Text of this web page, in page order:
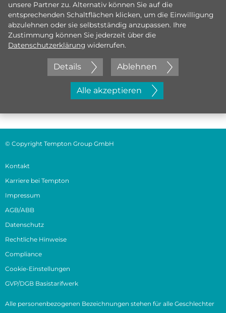
Jetzt initiativ bewerben
unsere Partner zu. Alternativ können Sie auf die
entsprechenden Schaltflächen klicken, um die Einwilligung
abzulehnen oder sie selbstständig anzupassen. Ihre
Zustimmung können Sie jederzeit über die
Datenschutzerklärung widerrufen.
Details Ablehnen
Alle akzeptieren
© Copyright Tempton Group GmbH
Kontakt
Karriere bei Tempton
Impressum
AGB/ABB
Datenschutz
Rechtliche Hinweise
Compliance
Cookie-Einstellungen
GVP/DGB Basistarifwerk
Alle personenbezogenen Bezeichnungen stehen für alle Geschlechter